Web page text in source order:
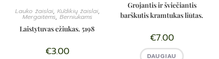
Lauko žaislai, Kūdikių žaislai,
Mergaitėms, Berniukams
Laistytuvas ežiukas. 5198
€3.00
Grojantis ir šviečiantis
barškutis kramtukas liūtas.
€7.00
DAUGIAU